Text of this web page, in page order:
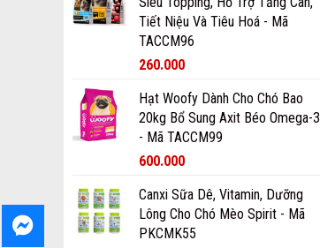
Tiết Niệu Và Tiêu Hoá - Mã
TACCM96
260.000
Hạt Woofy Dành Cho Chó Bao
20kg Bổ Sung Axit Béo Omega-3
- Mã TACCM99
600.000
Canxi Sữa Dê, Vitamin, Dưỡng
Lông Cho Chó Mèo Spirit - Mã
PKCMK55